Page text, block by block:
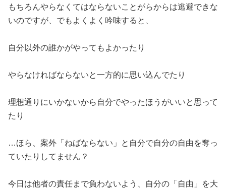
もちろんやらなくてはならないことがらからは逃避できな
いのですが、でもよくよく吟味すると、
自分以外の誰かがやってもよかったり
やらなければならないと一方的に思い込んでたり
理想通りにいかないから自分でやったほうがいいと思って
たり
…ほら、案外「ねばならない」と自分で自分の自由を奪っ
ていたりしてません？
今日は他者の責任まで負わないよう、自分の「自由」を大